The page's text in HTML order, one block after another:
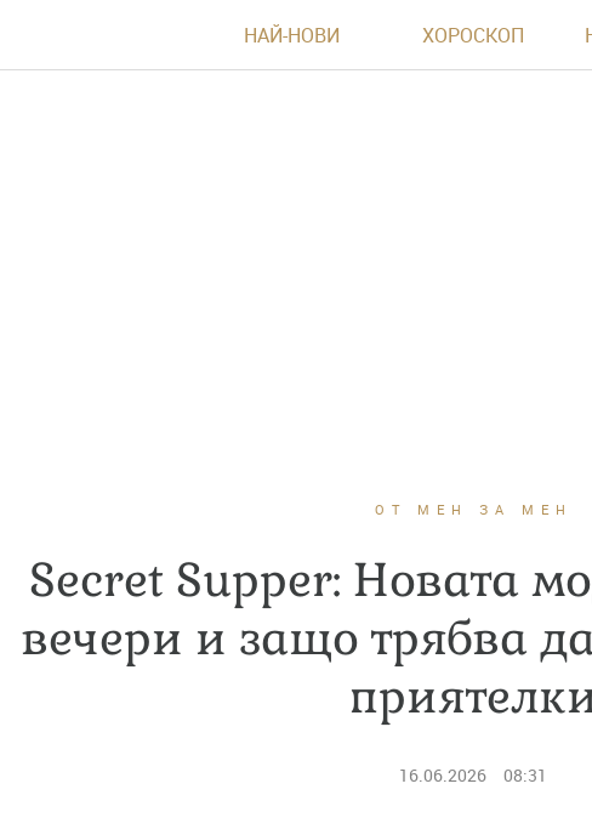
НАЙ-НОВИ ХОРОСКОП
ОТ МЕН ЗА МЕН
Secret Supper: Новата
вечери и защо трябва
16.06.2026 08:31